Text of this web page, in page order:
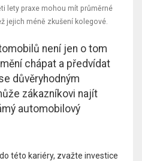
lety praxe mohou mít průměrné
jejich méně zkušení kolegové.
není jen o tom
chápat a předvídat
důvěryhodným
zákazníkovi najít
automobilový
této kariéry, zvažte investice